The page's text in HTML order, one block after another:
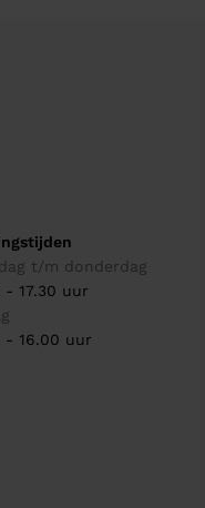
t/m donderdag
- 17.30 uur
- 16.00 uur